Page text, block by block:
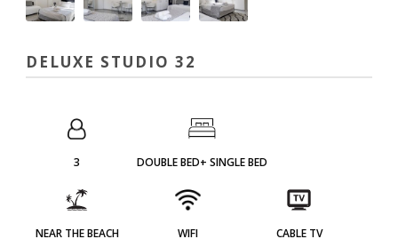
DELUXE STUDIO 32
3 DOUBLE BED+ SINGLE BED
NEAR THE BEACH WIFI CABLE TV